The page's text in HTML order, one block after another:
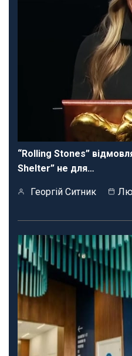
“Rolling Stones”
Shelter” не для…
Георгій Ситник